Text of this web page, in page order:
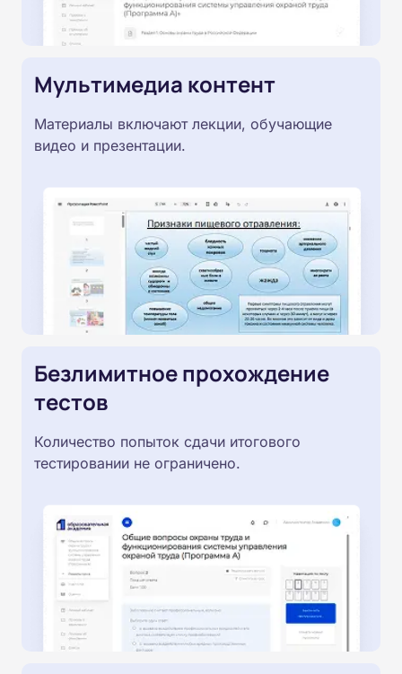
Мультимедиа контент
Материалы включают лекции, обучающие
видео и презентации.
Безлимитное прохождение
тестов
Количество попыток сдачи итогового
тестировании не ограничено.